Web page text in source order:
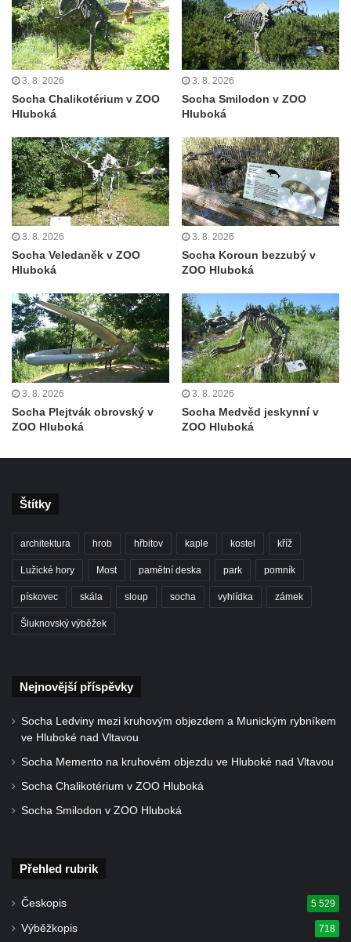
Plastika Koule v Gutenbergově ulici v
Liberci
Pamětní deska Vojtěcha Kocmicha na
domě čp. 37 v ulici Betlém v Římově
Pomník na paměť zrušení roboty v Plavu
Socha vodníka v Plavu
Socha svatého Jana Nepomuckého v
Třebušíně
Pamětní deska Johanna Nepomuka
Fischera na domě čp. 5/16 na třídě 9.
Pamětní deska Johanna Neumanna
severně od Tokáně
Obrázek svatého Huberta na buku svatého
Huberta
Obrázek svatého Jakuba na skále u cesty
východně od Srbské Kamenice
Busta Jana Amose Komenského na domě
čp. 37 v Račicích
Socha ležícího koně v Sadech
Socha Skupina jeřábů v Tierpark Chemnitz
Socha Panter v ZOO Leipzig
Socha Dívka s mušlí v ZOO Leipzig
Socha Tygr v ZOO Leipzig
Busta Karla Maxe Schneidera v ZOO
Leipzig
Socha Iásón v ZOO Leipzig
Socha Mladý slon v ZOO Leipzig
Socha Býk v ZOO Dresden
Socha Uprchlý otrok bojuje s divokým psem
Socha Faun s medvíďaty v ZOO Dresden
Socha divokého prasete před vstupem do
3. 8. 2026
Socha Chalikotérium v ZOO
Hluboká
3. 8. 2026
Socha Smilodon v ZOO
Hluboká
3. 8. 2026
Socha Veledaněk v ZOO
Hluboká
3. 8. 2026
Socha Koroun bezzubý v
ZOO Hluboká
3. 8. 2026
Socha Plejtvák obrovský v
ZOO Hluboká
3. 8. 2026
Socha Medvěd jeskynní v
ZOO Hluboká
Štítky
architektura hrob hřbitov kaple kostel kříž
Lužické hory Most pamětní deska park pomník
pískovec skála sloup socha vyhlídka zámek
Šluknovský výběžek
Nejnovější příspěvky
Socha Ledviny mezi kruhovým objezdem a Munickým rybníkem
ve Hluboké nad Vltavou
Socha Memento na kruhovém objezdu ve Hluboké nad Vltavou
Socha Chalikotérium v ZOO Hluboká
Socha Smilodon v ZOO Hluboká
Přehled rubrik
Českopis 5 529
Výběžkopis 718